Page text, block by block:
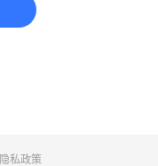
隐私政策